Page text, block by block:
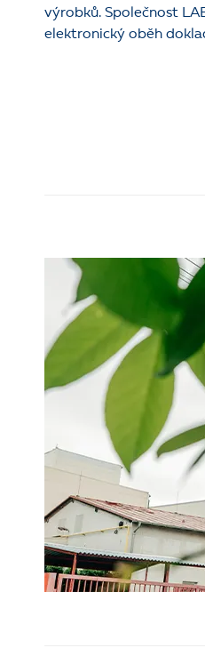
výrobků. Společnost
elektronický oběh